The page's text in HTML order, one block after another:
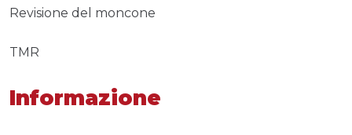
Revisione del moncone
TMR
Informazione